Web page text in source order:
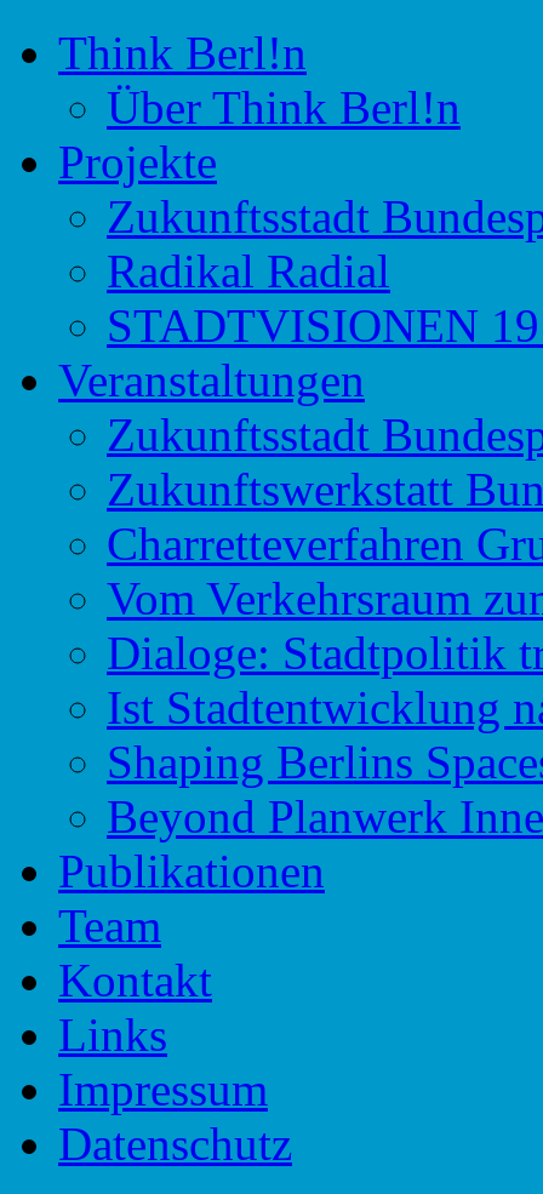
Think Berl!n
Initiative für Stadtdiskurs
Think Berl!n
Über Think Berl!n
Projekte
Zukunftsstadt
Radikal Radial
STADTVISIONEN
Veranstaltungen
Zukunftsstadt
Zukunftswerkstatt
Charretteverfahren
Vom Verkehrsraum
Dialoge: Stadtpolitik
Ist Stadtentwicklung
Shaping Berlins
Beyond Planwerk
Publikationen
Team
Kontakt
Links
Impressum
Datenschutz